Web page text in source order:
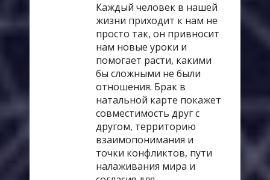
Каждый человек в нашей
жизни приходит к нам не
просто так, он привносит
нам новые уроки и
помогает расти, какими
бы сложными не были
отношения. Брак в
натальной карте покажет
совместимость друг с
другом, территорию
взаимопонимания и
точки конфликтов, пути
налаживания мира и